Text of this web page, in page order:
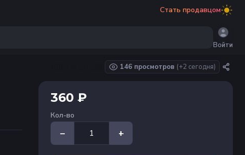
Стать продавцом
Войти
146 просмотров (+2сегодня)
360 ₽
Кол-во
– +